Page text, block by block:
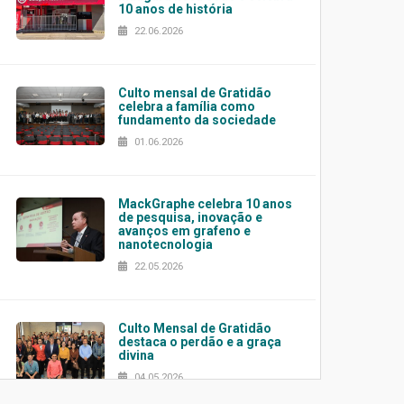
10 anos de história
22.06.2026
Culto mensal de Gratidão
celebra a família como
fundamento da sociedade
01.06.2026
MackGraphe celebra 10 anos
de pesquisa, inovação e
avanços em grafeno e
nanotecnologia
22.05.2026
Culto Mensal de Gratidão
destaca o perdão e a graça
divina
04.05.2026